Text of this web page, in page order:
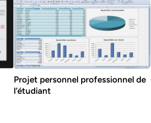
Projet personnel professionnel de
l’étudiant